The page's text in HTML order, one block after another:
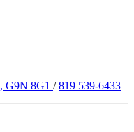
G9N 8G1 / 819 539-6433